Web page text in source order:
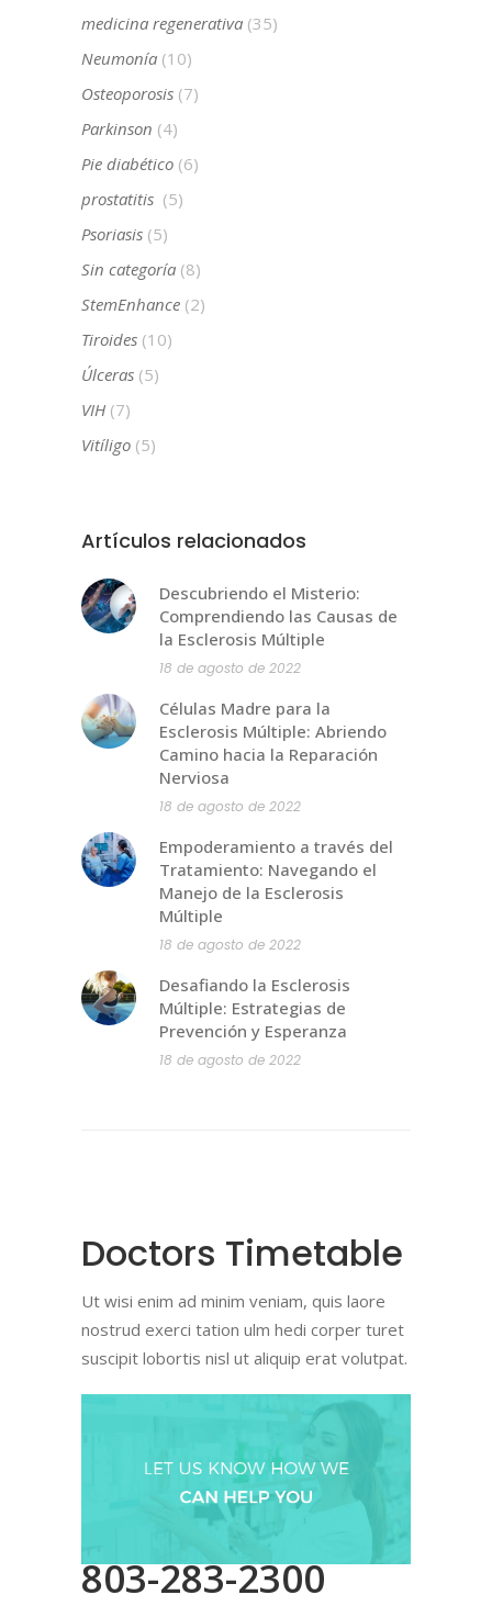
medicina regenerativa (35)
Neumonía (10)
Osteoporosis (7)
Parkinson (4)
Pie diabético (6)
prostatitis (5)
Psoriasis (5)
Sin categoría (8)
StemEnhance (2)
Tiroides (10)
Úlceras (5)
VIH (7)
Vitíligo (5)
Artículos relacionados
Descubriendo el Misterio:
Comprendiendo las Causas de
la Esclerosis Múltiple
18 de agosto de 2022
Células Madre para la
Esclerosis Múltiple: Abriendo
Camino hacia la Reparación
Nerviosa
18 de agosto de 2022
Empoderamiento a través del
Tratamiento: Navegando el
Manejo de la Esclerosis
Múltiple
18 de agosto de 2022
Desafiando la Esclerosis
Múltiple: Estrategias de
Prevención y Esperanza
18 de agosto de 2022
Doctors Timetable
Ut wisi enim ad minim veniam, quis laore
nostrud exerci tation ulm hedi corper turet
suscipit lobortis nisl ut aliquip erat volutpat.
803-283-2300